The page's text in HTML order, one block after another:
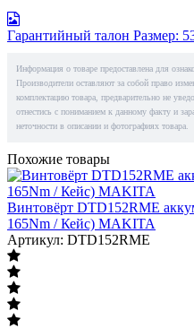
Гарантийный талон Размер:
Информация о товаре предоставлена для
Производители оставляют за собой право
комплектацию товара, предварительно не
отнестись с пониманием к данному факту и
неточности в описании и фотографиях товара.
Похожие товары
Винтовёрт DTD152RME
165Nm / Кейс) MAKITA
Артикул: DTD152RME